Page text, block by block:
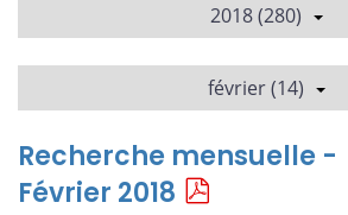
2018 (280)
février (14)
Recherche mensuelle -
Février 2018